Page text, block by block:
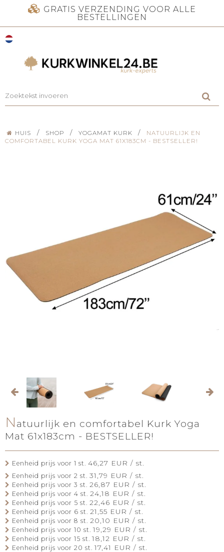
GRATIS VERZENDING VOOR ALLE
BESTELLINGEN
HUIS / SHOP / YOGAMAT KURK /
NATUURLIJK EN
COMFORTABEL KURK YOGA MAT 61X183CM - BESTSELLER!
N atuurlijk en comfortabel Kurk Yoga
Mat 61x183cm - BESTSELLER!
Eenheid prijs voor 1 st. 46,27 EUR / st.
Eenheid prijs voor 2 st. 31,79 EUR / st.
Eenheid prijs voor 3 st. 26,87 EUR / st.
Eenheid prijs voor 4 st. 24,18 EUR / st.
Eenheid prijs voor 5 st. 22,46 EUR / st.
Eenheid prijs voor 6 st. 21,55 EUR / st.
Eenheid prijs voor 8 st. 20,10 EUR / st.
Eenheid prijs voor 10 st. 19,29 EUR / st.
Eenheid prijs voor 15 st. 18,12 EUR / st.
Eenheid prijs voor 20 st. 17,41 EUR / st.